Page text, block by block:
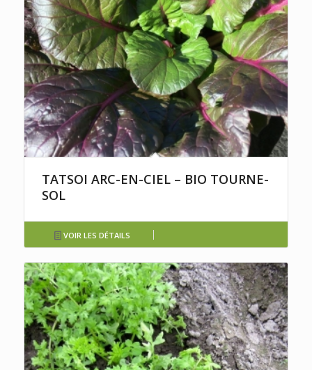
TATSOI ARC-EN-CIEL – BIO TOURNE-
SOL
VOIR LES DÉTAILS